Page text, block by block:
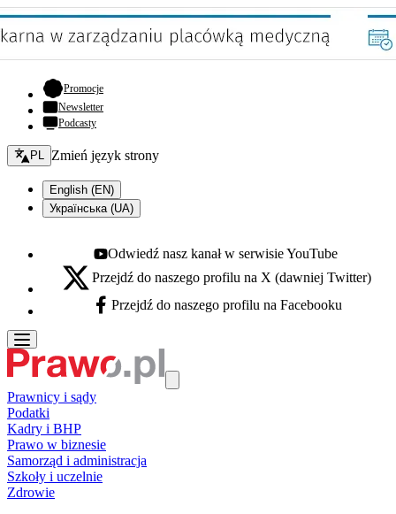
Promocje- otwiera się w nowej karcie
Newsletter
Podcasty
Zmień język - bieżący:
PL Zmień język strony
English (EN)
Українська (UA)
Youtube - otwiera się w nowej karcie
Odwiedź nasz kanał w serwisie YouTube
X - otwiera się w nowej karcie
Przejdź do naszego profilu na X (dawniej Twitter)
Facebook - otwiera się w nowej karcie
Przejdź do naszego profilu na Facebooku
Prawnicy i sądy
Podatki
Kadry i BHP
Prawo w biznesie
Samorząd i administracja
Szkoły i uczelnie
Zdrowie